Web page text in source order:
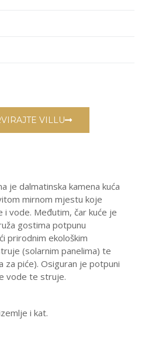
VILLU
je dalmatinska kamena kuća
mirnom mjestu koje
vode. Međutim, čar kuće je
gostima potpunu
prirodnim ekološkim
(solarnim panelima) te
za piće). Osiguran je potpuni
vode te struje.
i kat.